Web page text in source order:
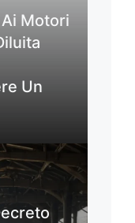
Motori
Un